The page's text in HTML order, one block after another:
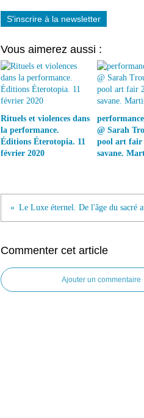
S'inscrire à la newsletter
Vous aimerez aussi :
Rituels et violences dans
la performance.
Éditions Éterotopia. 11
février 2020
@ Sarah
pool art fair
savane.
Commenter cet article
Ajouter un commentaire